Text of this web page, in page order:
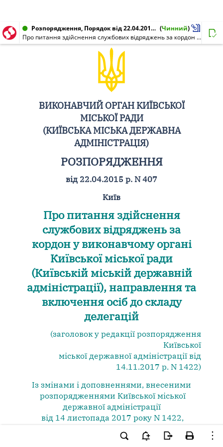
Розпорядження, Порядок від 22.04.2015 № 407 (Чинний)
Про питання здійснення службових відряджень за кордон у виконавчому органі Київської міської ради (Київській міській державній адміністрації), направлення та включення осіб до складу делегацій
ВИКОНАВЧИЙ ОРГАН КИЇВСЬКОЇ
МІСЬКОЇ РАДИ
(КИЇВСЬКА МІСЬКА ДЕРЖАВНА
АДМІНІСТРАЦІЯ)
РОЗПОРЯДЖЕННЯ
від 22.04.2015 р. N 407
Київ
Про питання здійснення
службових відряджень за
кордон у виконавчому органі
Київської міської ради
(Київській міській державній
адміністрації), направлення та
включення осіб до складу
делегацій
(заголовок у редакції розпорядження
Київської
міської державної адміністрації від
14.11.2017 р. N 1422)
Із змінами і доповненнями, внесеними
розпорядженнями Київської міської
державної адміністрації
від 14 листопада 2017 року N 1422,
від 31 січня 2019 року N 153,
від 3 червня 2019 року N 1001